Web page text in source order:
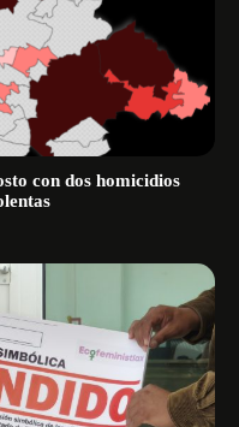
con dos homicidios